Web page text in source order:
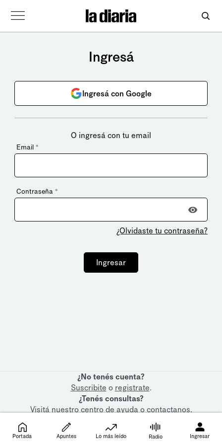
Ingresá
Ingresá con Google
O ingresá con tu email
Email *
Contraseña *
¿Olvidaste tu contraseña?
Ingresar
¿No tenés cuenta?
Suscribite o registrate.
¿Tenés consultas?
Visitá nuestrocentro de ayudaocontactanos.
Portada Apuntes Lo más leído Radio Ingresar